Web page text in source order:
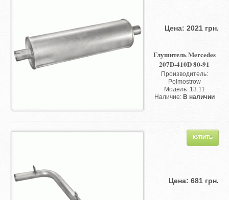
Цена: 2021 грн.
Глушитель Mercedes
207D-410D 80-91
Производитель:
Polmostrow
Модель: 13.11
Наличие: В наличии
Цена: 681 грн.